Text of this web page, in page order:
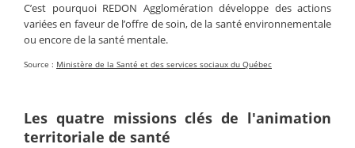
C’est pourquoi REDON Agglomération développe des actions
variées en faveur de l’offre de soin, de la santé environnementale
ou encore de la santé mentale.
Source : Ministère de la Santé et des services sociaux du Québec
Les quatre missions clés de l'animation
territoriale de santé